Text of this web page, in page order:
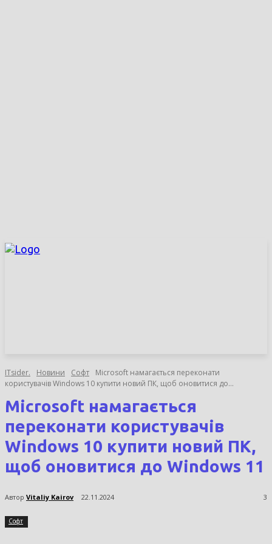
ITsider. Новини Софт
Microsoft намагається переконати
користувачів Windows 10 купити новий ПК, щоб оновитися до...
Microsoft намагається
переконати користувачів
Windows 10 купити новий ПК,
щоб оновитися до Windows 11
Автор Vitaliy Kairov 22.11.2024 3
Софт